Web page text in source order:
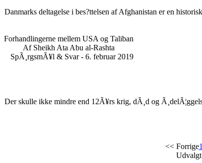
Danmarks deltagelse i bes?ttelsen af Afghanistan er en
Forhandlingerne mellem USA og Taliban
Af Sheikh Ata Abu al-Rashta
SpÃ¸rgsmÃ¥l & Svar - 6. februar 2019
Der skulle ikke mindre end 12Ã¥rs krig, dÃ¸d og
<< Forrige1